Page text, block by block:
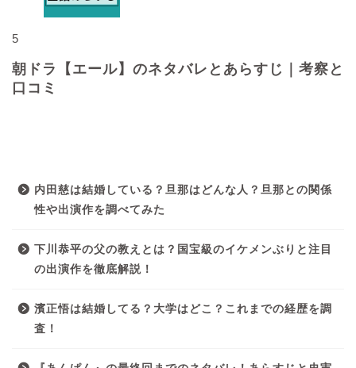
5
朝ドラ【エール】のネタバレとあらすじ｜考察と
口コミ
内田慈は結婚している？旦那はどんな人？旦那との関係
性や出演作を調べてみた
下川恭平の父の教えとは？国宝級のイケメンぶりと注目
の出演作を徹底解説！
濱正悟は結婚してる？大学はどこ？これまでの経歴を調
査！